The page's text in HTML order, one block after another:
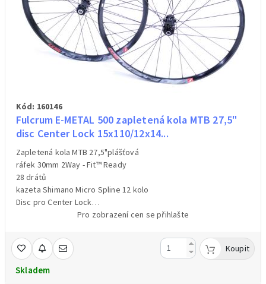
Kód: 160146
Fulcrum E-METAL 500 zapletená kola MTB 27,5"
disc Center Lock 15x110/12x14...
Zapletená kola MTB 27,5"plášťová
ráfek 30mm 2Way - Fit™ Ready
28 drátů
kazeta Shimano Micro Spline 12 kolo
Disc pro Center Lock
přední náboj BOOST 15x110mm ,osa není součástí balení/ 1004g
balení/1164g
cena za pár přední + zadní
Pro zobrazení cen se přihlašte
Skladem
Koupit